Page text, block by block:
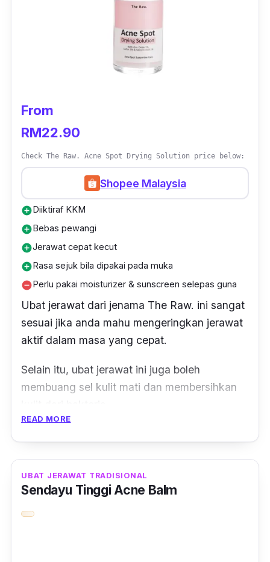
mendapat menyelesaikan masalah jerawat
pada kulit anda dan mengembalikan semula
kenyakinan diri anda.
From
RM22.90
Check The Raw. Acne Spot Drying Solution price below:
Shopee Malaysia
add_circleDiiktiraf KKM
add_circleBebas pewangi
add_circleJerawat cepat kecut
add_circleRasa sejuk bila dipakai pada muka
remove_circlePerlu pakai moisturizer & sunscreen selepas guna
Ubat jerawat dari jenama The Raw. ini sangat
sesuai jika anda mahu mengeringkan jerawat
aktif dalam masa yang cepat.
Selain itu, ubat jerawat ini juga boleh
membuang sel kulit mati dan membersihkan
Ubat jerawat ini dijamin selamat kerana ia
clinically proven
READ MORE
UBAT JERAWAT TRADISIONAL
Sendayu Tinggi Acne Balm